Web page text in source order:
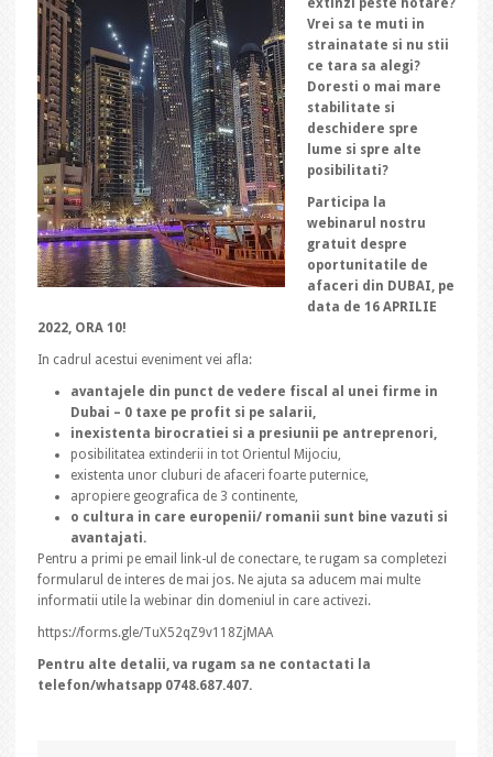
extinzi peste hotare?
Vrei sa te muti in
strainatate si nu stii
ce tara sa alegi?
Doresti o mai mare
stabilitate si
deschidere spre
lume si spre alte
posibilitati?
Participa la
webinarul nostru
gratuit despre
oportunitatile de
afaceri din DUBAI, pe
data de 16 APRILIE
2022, ORA 10!
In cadrul acestui eveniment vei afla:
avantajele din punct de vedere fiscal al unei firme in
Dubai – 0 taxe pe profit si pe salarii,
inexistenta birocratiei si a presiunii pe antreprenori,
posibilitatea extinderii in tot Orientul Mijociu,
existenta unor cluburi de afaceri foarte puternice,
apropiere geografica de 3 continente,
o cultura in care europenii/ romanii sunt bine vazuti si
avantajati.
Pentru a primi pe email link-ul de conectare, te rugam sa completezi
formularul de interes de mai jos. Ne ajuta sa aducem mai multe
informatii utile la webinar din domeniul in care activezi.
https://forms.gle/TuX52qZ9v118ZjMAA
Pentru alte detalii, va rugam sa ne contactati la
telefon/whatsapp 0748.687.407.